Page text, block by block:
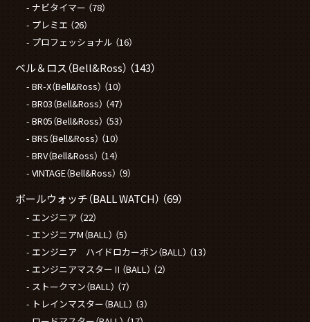
ナビタイマー （78）
プレミエ （26）
プロフェッショナル （16）
ベル＆ロス（Bell&Ross） （143）
BR-X（Bell&Ross） （10）
BR03（Bell&Ross） （47）
BR05（Bell&Ross） （53）
BRS（Bell&Ross） （10）
BRV（Bell&Ross） （14）
VINTAGE（Bell&Ross） （9）
ボールウォッチ（BALL WATCH） （69）
エンジニア （22）
エンジニアM（BALL） （5）
エンジニア ハイドロカーボン（BALL） （13）
エンジニアマスターⅡ（BALL） （2）
ストークマン（BALL） （7）
トレインマスター（BALL） （3）